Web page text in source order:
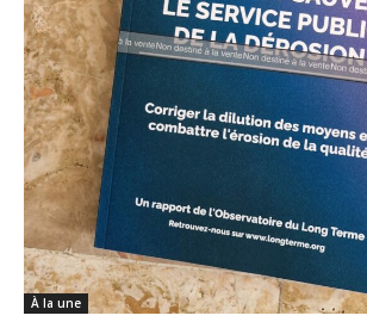
À la une